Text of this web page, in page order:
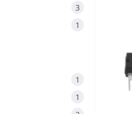
3
1
1
1